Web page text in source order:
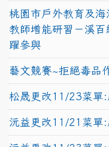
桃園市戶外教育及
教師增能研習－溪
躍參與
藝文競賽~拒絕毒品
松晟更改11/23菜單:
沅益更改11/21菜單